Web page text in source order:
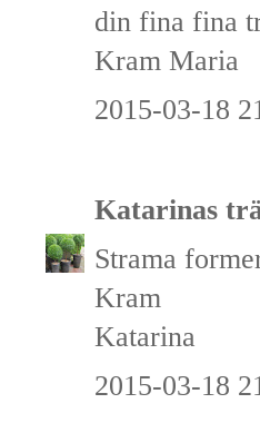
din fina fina
Kram Maria
2015-03-18
Katarinas
Strama
Kram
Katarina
2015-03-18